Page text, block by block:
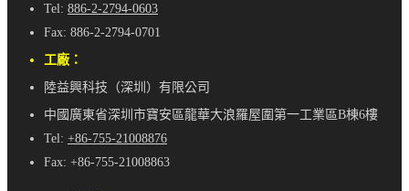
Tel: 886-2-2794-0603
Fax: 886-2-2794-0701
工廠：
陸益興科技（深圳）有限公司
中國廣東省深圳市寶安區龍華大浪羅屋圍第一工業區B棟6樓
Tel: +86-755-21008876
Fax: +86-755-21008863